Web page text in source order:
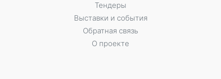
Тендеры
Выставки и события
Обратная связь
О проекте